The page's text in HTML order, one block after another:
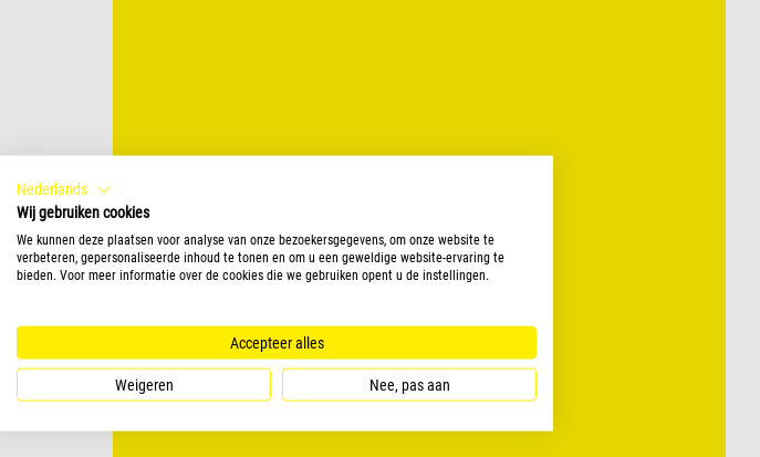
Nederlands
Wij gebruiken cookies
We kunnen deze plaatsen voor analyse van onze bezoekersgegevens, om onze website te
verbeteren, gepersonaliseerde inhoud te tonen en om u een geweldige website-ervaring te
bieden. Voor meer informatie over de cookies die we gebruiken opent u de instellingen.
Accepteer alles
Weigeren Nee, pas aan